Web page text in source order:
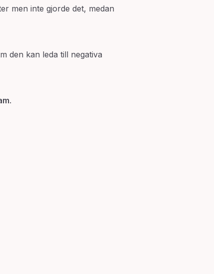
men inte gjorde det, medan
den kan leda till negativa
.